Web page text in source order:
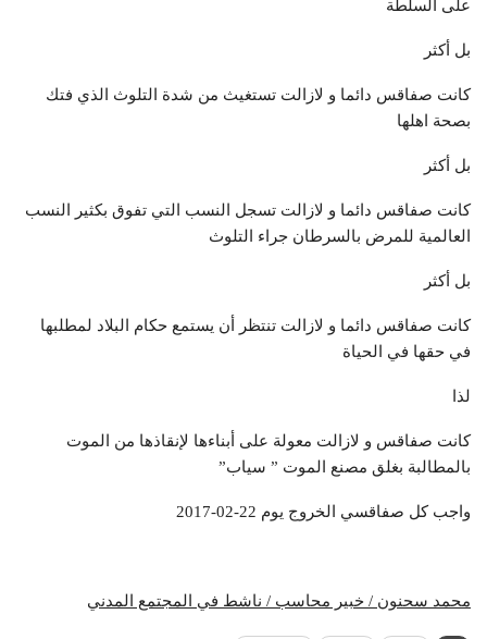
على السلطة
بل أكثر
كانت صفاقس دائما و لازالت تستغيث من شدة التلوث الذي فتك
بصحة اهلها
بل أكثر
كانت صفاقس دائما و لازالت تسجل النسب التي تفوق بكثير النسب
العالمية للمرض بالسرطان جراء التلوث
بل أكثر
كانت صفاقس دائما و لازالت تنتظر أن يستمع حكام البلاد لمطلبها
في حقها في الحياة
لذا
كانت صفاقس و لازالت معولة على أبناءها لإنقاذها من الموت
بالمطالبة بغلق مصنع الموت ” سياب”
واجب كل صفاقسي الخروج يوم 22-02-2017
محمد سحنون / خبير محاسب / ناشط في المجتمع المدني